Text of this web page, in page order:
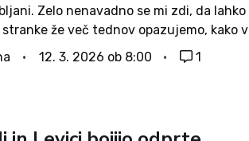
Zelo nenavadno se mi zdi, da lahko
stranke že več tednov opazujemo, kako v
zlagajo, razpošiljajo plakate stranke
očitno za...
12. 3. 2026 ob 8:00 1